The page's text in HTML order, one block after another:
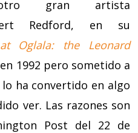
otro gran artista
Redford, en su
Oglala: the Leonard
1992 pero sometido a
ha convertido en algo
ver. Las razones son
Post del 22 de